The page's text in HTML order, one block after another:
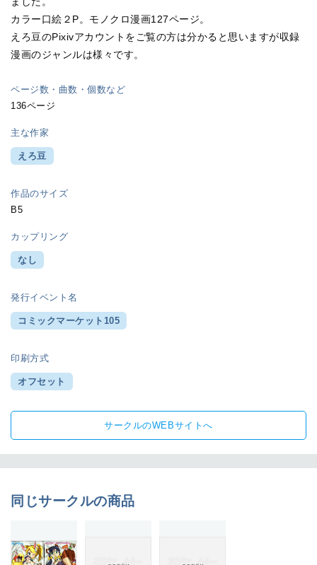
カラー口絵２P。モノクロ漫画127ページ。
えろ豆のPixivアカウントをご覧の方は分かると思いますが収録
漫画のジャンルは様々です。
ページ数・曲数・個数など
136ページ
主な作家
えろ豆
作品のサイズ
B5
カップリング
なし
発行イベント名
コミックマーケット105
印刷方式
オフセット
サークルのWEBサイトへ
同じサークルの商品